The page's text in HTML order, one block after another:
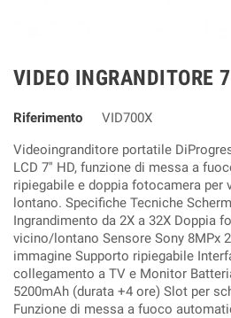
VIDEO INGRANDITORE
Riferimento
VID700X
Videoingranditore portatile
LCD 7'' HD, funzione di messa a
ripiegabile e doppia fotocamera per
lontano. Specifiche Tecniche
Ingrandimento da 2X a 32X Doppia
vicino/lontano Sensore Sony 8MPx
immagine Supporto ripiegabile
collegamento a TV e Monitor
5200mAh (durata +4 ore) Slot per
Funzione di messa a fuoco